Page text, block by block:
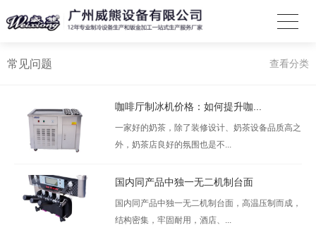
常见问题 查看分类
咖啡厅制冰机价格：如何提升咖...
一家好的奶茶，除了装修设计、奶茶设备品质高之
外，奶茶店良好的氛围也是不...
国内同产品中独一无二机制台面
国内同产品中独一无二机制台面，高温压制而成，
结构密集，牢固耐用，酒店、...